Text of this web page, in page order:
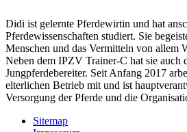
Didi ist gelernte Pferdewirtin und hat
Pferdewissenschaften studiert. Sie
Menschen und das Vermitteln von allem
Neben dem IPZV Trainer-C hat sie auch
Jungpferdebereiter. Seit Anfang 2017
elterlichen Betrieb mit und ist
Versorgung der Pferde und die
Sitemap